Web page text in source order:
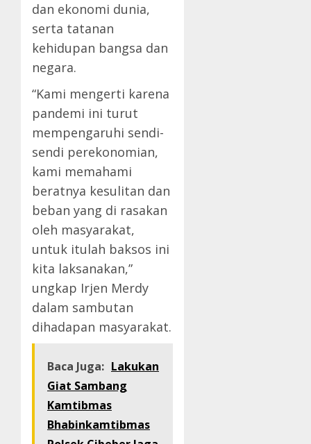
dan ekonomi dunia,
serta tatanan
kehidupan bangsa dan
negara.
“Kami mengerti karena
pandemi ini turut
mempengaruhi sendi-
sendi perekonomian,
kami memahami
beratnya kesulitan dan
beban yang di rasakan
oleh masyarakat,
untuk itulah baksos ini
kita laksanakan,”
ungkap Irjen Merdy
dalam sambutan
dihadapan masyarakat.
Baca Juga: Lakukan
Giat Sambang
Kamtibmas
Bhabinkamtibmas